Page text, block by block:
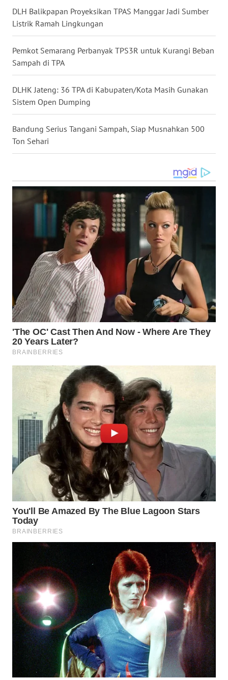
DLH Balikpapan Proyeksikan TPAS Manggar Jadi Sumber
Listrik Ramah Lingkungan
Pemkot Semarang Perbanyak TPS3R untuk Kurangi Beban
Sampah di TPA
DLHK Jateng: 36 TPA di Kabupaten/Kota Masih Gunakan
Sistem Open Dumping
Bandung Serius Tangani Sampah, Siap Musnahkan 500
Ton Sehari
WN
GORONTALO
WN
SULUT
WN
MALUKU
WN
MALUT
DAIRI
WN
NIAS
WN
LANGKAT
WN
TAPANULI
SELATAN
WN
TANJUNG
WN
KARO
WN
SIMALUNGUN
WN
LABUHANBATU
WN
WN DELI
SERDANG
WN
TEBING
TINGGI
WN